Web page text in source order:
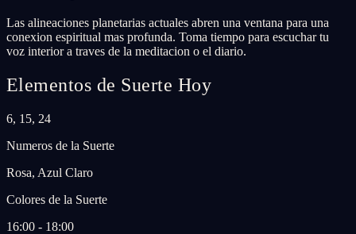
Las alineaciones planetarias actuales abren una ventana para una
conexion espiritual mas profunda. Toma tiempo para escuchar tu
voz interior a traves de la meditacion o el diario.
Elementos de Suerte Hoy
6, 15, 24
Numeros de la Suerte
Rosa, Azul Claro
Colores de la Suerte
16:00 - 18:00